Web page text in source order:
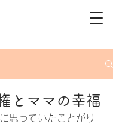
とママの幸福
思っていたことがり